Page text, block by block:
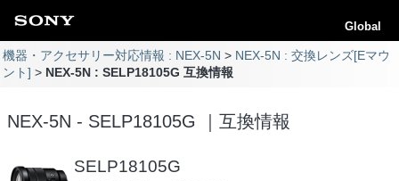
Global
機器・アクセサリー対応情報 : NEX-5N
NEX-5N : 交換レンズ[Eマウ
ント]
NEX-5N : SELP18105G 互換情報
NEX-5N - SELP18105G ｜互換情報
SELP18105G